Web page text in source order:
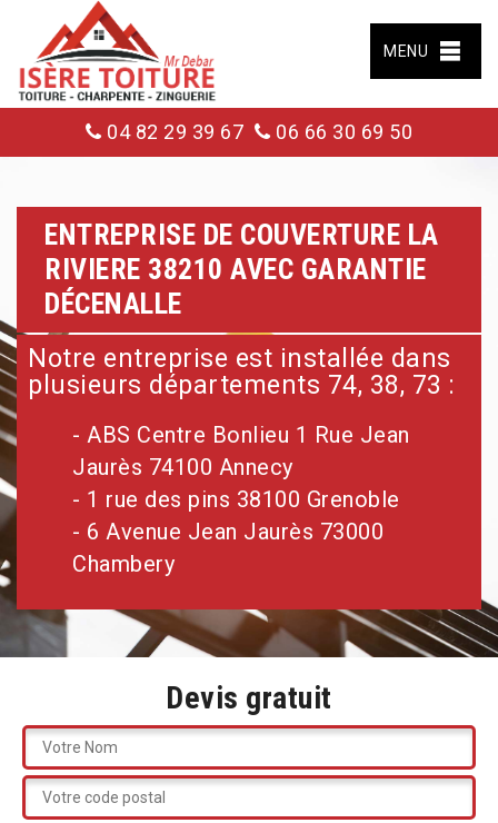
MENU
04 82 29 39 67 06 66 30 69 50
ENTREPRISE DE COUVERTURE LA
RIVIERE 38210 AVEC GARANTIE
DÉCENALLE
Notre entreprise est installée dans
plusieurs départements 74, 38, 73 :
- ABS Centre Bonlieu 1 Rue Jean
Jaurès 74100 Annecy
- 1 rue des pins 38100 Grenoble
- 6 Avenue Jean Jaurès 73000
Chambery
Devis gratuit